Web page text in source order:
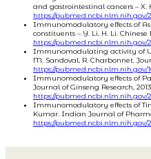
and gastrointestinal cancers – X.
https://pubmed.ncbi.nlm.nih.gov/
Immunomodulatory effects of
constituents – Y. Li, H. Li.
https://pubmed.ncbi.nlm.nih.gov/
Immunomodulating activity of
M. Sandoval, R. Charbonnet.
https://pubmed.ncbi.nlm.nih.gov/
Immunomodulatory effects of
Journal of Ginseng Research,
https://pubmed.ncbi.nlm.nih.gov/
Immunomodulatory effects of
Kumar. Indian Journal of
https://pubmed.ncbi.nlm.nih.gov/